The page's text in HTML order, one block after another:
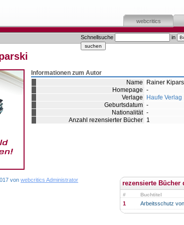
webcritics
Schnellsuche in
Informationen zum Autor
Name
Rainer
Homepage -
Verlage
Haufe Verlag
Geburtsdatum -
Nationalität -
Anzahl rezensierter Bücher 1
rezensierte Bücher
# Buchtitel
1 Arbeitsschutz
von webcritics Administrator